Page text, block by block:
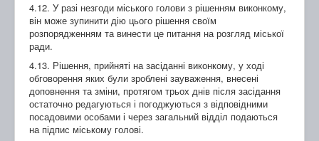
4.12. У разі незгоди міського голови з рішенням виконкому,
він може зупинити дію цього рішення своїм
розпорядженням та винести це питання на розгляд міської
ради.
4.13. Рішення, прийняті на засіданні виконкому, у ході
обговорення яких були зроблені зауваження, внесені
доповнення та зміни, протягом трьох днів після засідання
остаточно редагуються і погоджуються з відповідними
посадовими особами і через загальний відділ подаються
на підпис міському голові.